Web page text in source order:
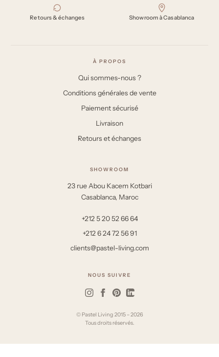
Retours & échanges Showroom à Casablanca
À PROPOS
Qui sommes-nous ?
Conditions générales de vente
Paiement sécurisé
Livraison
Retours et échanges
SHOWROOM
23 rue Abou Kacem Kotbari
Casablanca, Maroc
+212 5 20 52 66 64
+212 6 24 72 56 91
clients@pastel-living.com
NOUS SUIVRE
© Pastel Living 2015 – 2026
Tous droits réservés.